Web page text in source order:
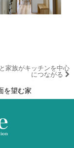
家族がキッチンを中心
につながる
を望む家